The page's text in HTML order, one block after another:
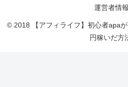
運営者情報
© 2018 【アフィライフ】初心者apa
円稼いだ方